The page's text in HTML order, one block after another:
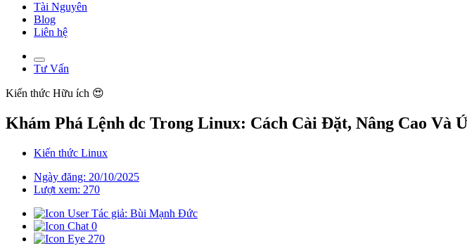
Tài Nguyên
Blog
Liên hệ
Tư Vấn
Kiến thức Hữu ích 😍
Khám Phá Lệnh dc Trong Linux: Cách Cài Đặt, Nâng Cao Và
Kiến thức Linux
Ngày đăng: 20/10/2025
Lượt xem: 270
Tác giả: Bùi Mạnh Đức
0
270